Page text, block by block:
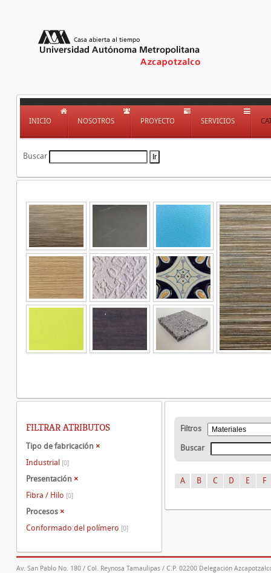
INICIO NOSOTROS PROYECTO SERVICIOS
Buscar
Filtros
Buscar
A B C D E F
FILTRAR ATRIBUTOS
Tipo de fabricación ×
Industrial [0]
Presentación ×
Fibra / Hilo [0]
Procesos ×
Conformado del polímero [0]
Av. San Pablo No. 180 / Col. Reynosa Tamaulipas / C.P. 02200 Delegación